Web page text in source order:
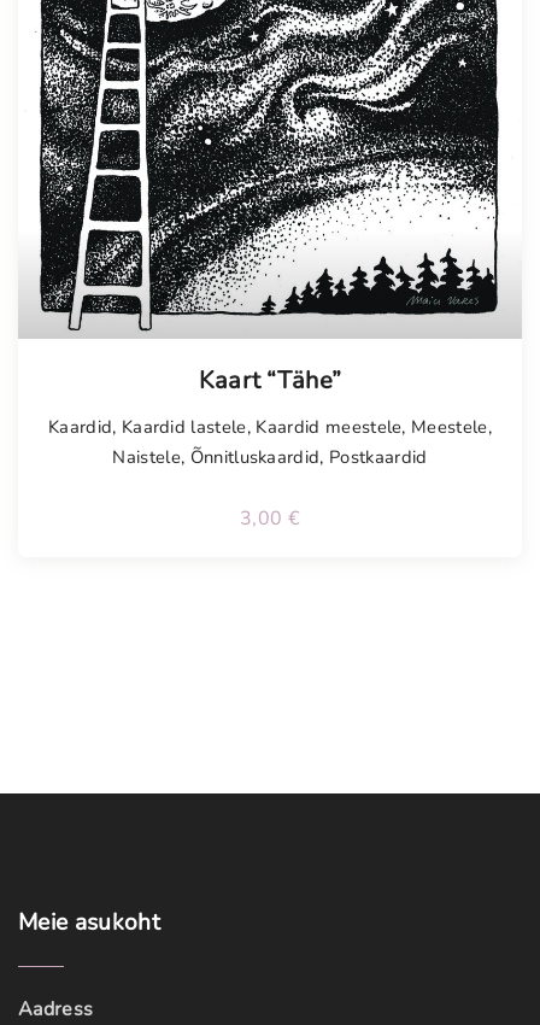
Kaart “Tähe”
Kaardid, Kaardid lastele, Kaardid meestele, Meestele,
Naistele, Õnnitluskaardid, Postkaardid
3,00 €
Meie asukoht
Aadress